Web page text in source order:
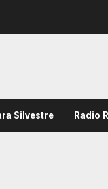
Silvestre Radio